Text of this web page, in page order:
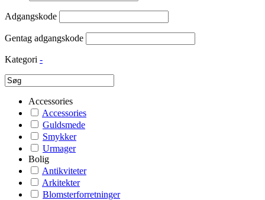
Adgangskode
Gentag adgangskode
Kategori -
Accessories
Accessories
Guldsmede
Smykker
Urmager
Bolig
Antikviteter
Arkitekter
Blomsterforretninger